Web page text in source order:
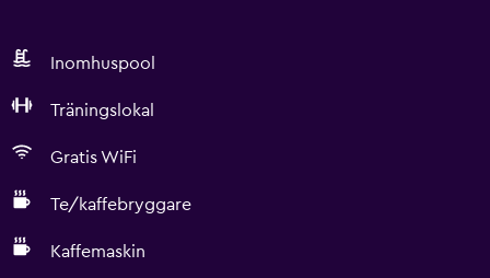
Inomhuspool
Träningslokal
Gratis WiFi
Te/kaffebryggare
Kaffemaskin